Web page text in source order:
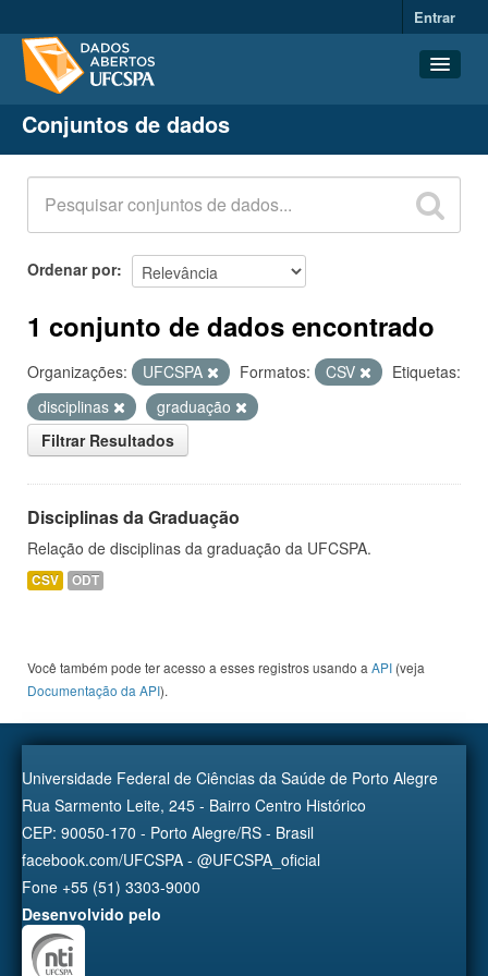
Entrar
Conjuntos de dados
Organizações
Grupos
Sobre
Conjuntos de dados
Ordenar por
1 conjunto de dados encontrado
Organizações: UFCSPA Formatos: CSV
Etiquetas:
disciplinas
graduação
Filtrar Resultados
Disciplinas da Graduação
Relação de disciplinas da graduação da UFCSPA.
CSV ODT
Você também pode ter acesso a esses registros usando a API (veja
Documentação da API).
Universidade Federal de Ciências da Saúde de Porto Alegre
Rua Sarmento Leite, 245 - Bairro Centro Histórico
CEP: 90050-170 - Porto Alegre/RS - Brasil
facebook.com/UFCSPA - @UFCSPA_oficial
Fone +55 (51) 3303-9000
Desenvolvido pelo